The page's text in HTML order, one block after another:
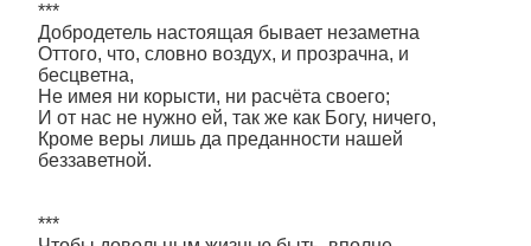
***
Добродетель настоящая бывает незаметна
Оттого, что, словно воздух, и прозрачна, и
бесцветна,
Не имея ни корысти, ни расчёта своего;
И от нас не нужно ей, так же как Богу, ничего,
Кроме веры лишь да преданности нашей
беззаветной.
***